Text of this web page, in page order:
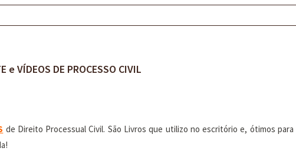
e VÍDEOS DE PROCESSO CIVIL
de Direito Processual Civil. São Livros que utilizo no escritório e, ótimos